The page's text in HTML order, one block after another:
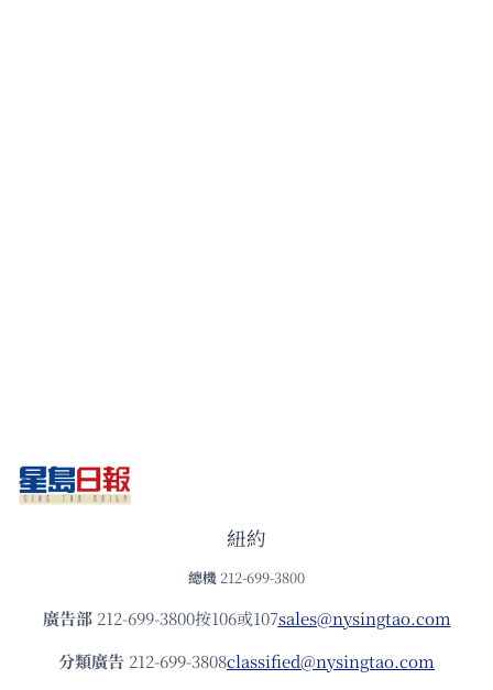
紐約
總機 212-699-3800
廣告部212-699-3800按106或107sales@nysingtao.com
分類廣告 212-699-3808classified@nysingtao.com